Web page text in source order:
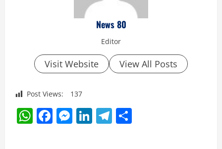
News 80
Editor
Visit Website View All Posts
Post Views: 137
WhatsApp
Facebook
Messenger
LinkedIn
Telegram